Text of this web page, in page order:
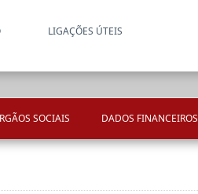
LIGAÇÕES ÚTEIS
SOCIAIS DADOS FINANCEIROS